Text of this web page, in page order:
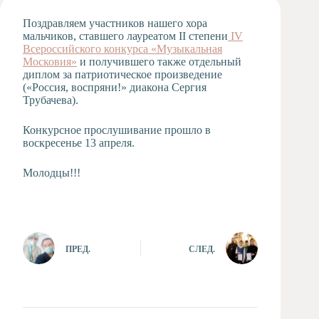
студия
Музыкальное
отделение
Психологическая
Служба
служба
Поздравляем участников нашего хора
мальчиков, ставшего лауреатом II степени IV
Всероссийского конкурса «Музыкальная
Московия» и получившего также отдельный
диплом за патриотическое произведение
(«Россия, воспряни!» диакона Сергия
Трубачева).
Конкурсное прослушивание прошло в
воскресенье 13 апреля.
Молодцы!!!
ПРЕД. СЛЕД.